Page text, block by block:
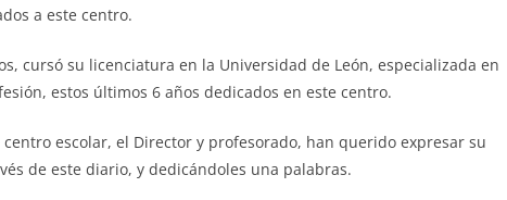
a este centro.
cursó su licenciatura en la Universidad de León, especializada en
estos últimos 6 años dedicados en este centro.
escolar, el Director y profesorado, han querido expresar su
de este diario, y dedicándoles una palabras.